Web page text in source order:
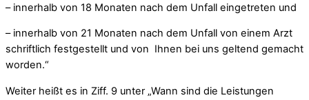
– innerhalb von 18 Monaten nach dem Unfall eingetreten und
– innerhalb von 21 Monaten nach dem Unfall von einem Arzt
schriftlich festgestellt und von Ihnen bei uns geltend gemacht
worden.“
Weiter heißt es in Ziff. 9 unter „Wann sind die Leistungen